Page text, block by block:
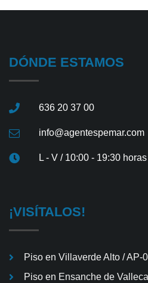
DÓNDE ESTAMOS
636 20 37 00
info@agentespemar.com
L - V / 10:00 - 19:30 horas
¡VISÍTALOS!
Piso en Villaverde Alto / AP-
Piso en Ensanche de